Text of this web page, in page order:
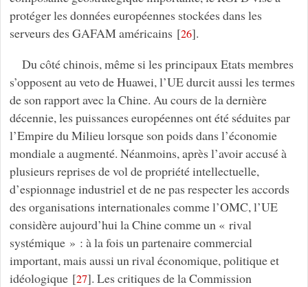
protéger les données européennes stockées dans les
serveurs des GAFAM américains [26].
Du côté chinois, même si les principaux Etats membres
s’opposent au veto de Huawei, l’UE durcit aussi les termes
de son rapport avec la Chine. Au cours de la dernière
décennie, les puissances européennes ont été séduites par
l’Empire du Milieu lorsque son poids dans l’économie
mondiale a augmenté. Néanmoins, après l’avoir accusé à
plusieurs reprises de vol de propriété intellectuelle,
d’espionnage industriel et de ne pas respecter les accords
des organisations internationales comme l’OMC, l’UE
considère aujourd’hui la Chine comme un « rival
systémique » : à la fois un partenaire commercial
important, mais aussi un rival économique, politique et
idéologique[27]. Les critiques de la Commission